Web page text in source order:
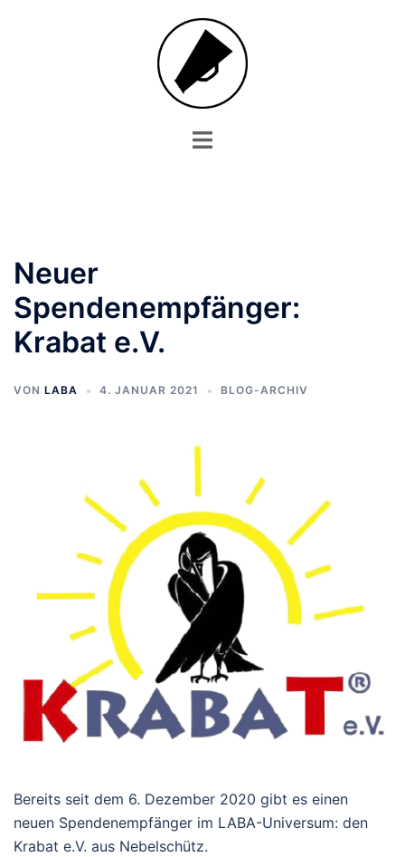
Menü
Neuer
Spendenempfänger:
Krabat e.V.
VON LABA 4. JANUAR 2021 BLOG-ARCHIV
Bereits seit dem 6. Dezember 2020 gibt es einen
neuen Spendenempfänger im LABA-Universum: den
Krabat e.V. aus Nebelschütz.